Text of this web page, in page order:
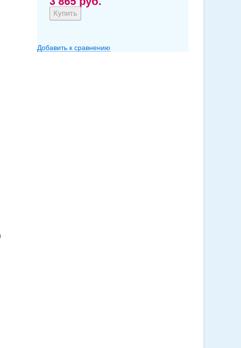
Добавить к сравнению